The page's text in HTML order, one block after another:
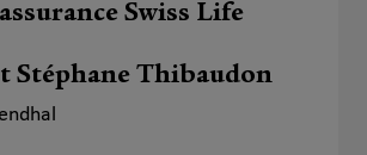
Swiss Life
Stéphane Thibaudon